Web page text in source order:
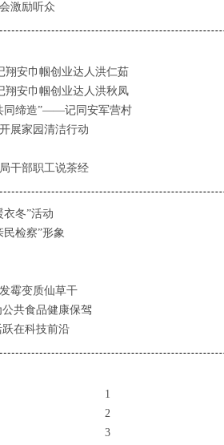
激励听众
安巾帼创业达人洪仁茹
安巾帼创业达人洪秋凤
同缔造”——记同安军营村
展家园清洁行动
干部职工说茶经
衣冬”活动
民检察”形象
霉变质仙草干
共食品健康保驾
跃在科技前沿
1
2
3